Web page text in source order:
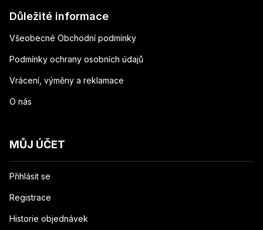
Důležité informace
Všeobecné Obchodní podmínky
Podmínky ochrany osobních údajů
Vrácení, výměny a reklamace
O nás
MŮJ ÚČET
Přihlásit se
Registrace
Historie objednávek